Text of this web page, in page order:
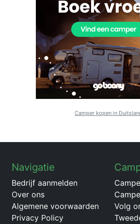
Camper kopen in
Navigatie
Bedrijf aanmelden
Over ons
Algemene voorwaarden
Privacy Policy
Volg